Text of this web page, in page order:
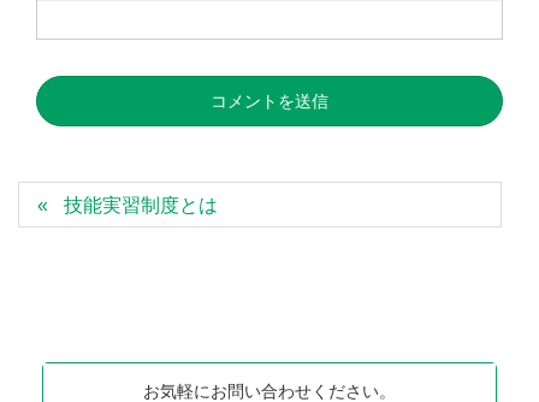
技能実習制度とは
お気軽にお問い合わせください。